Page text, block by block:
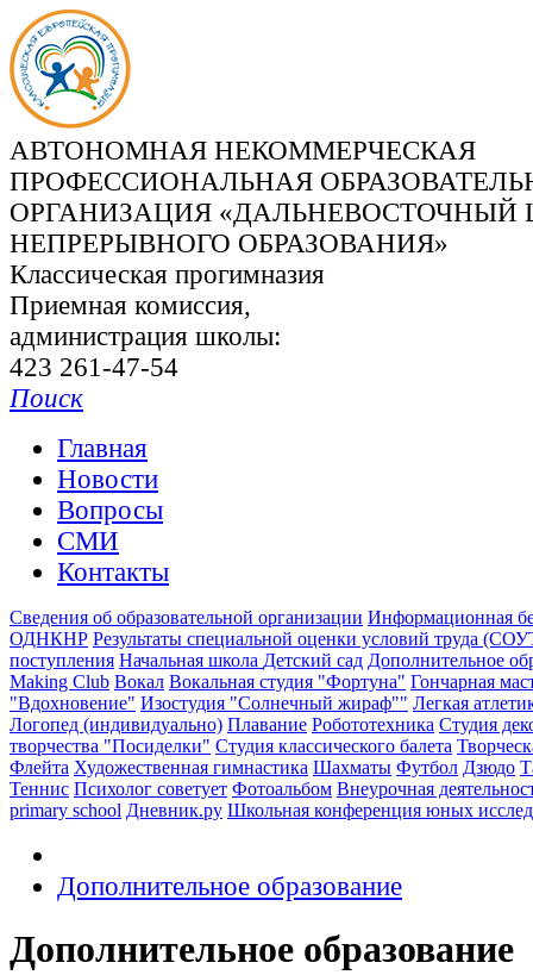
АВТОНОМНАЯ НЕКОММЕРЧЕСКАЯ
ПРОФЕССИОНАЛЬНАЯ
ОРГАНИЗАЦИЯ «ДАЛЬНЕВОСТОЧНЫЙ
НЕПРЕРЫВНОГО ОБРАЗОВАНИЯ»
Классическая прогимназия
Приемная комиссия,
администрация школы:
423 261-47-54
Поиск
Главная
Новости
Вопросы
СМИ
Контакты
Сведения об образовательной организации Информационная
ОДНКНР Результаты специальной оценки условий труда
поступления Начальная школа Детский сад Дополнительное
Making Club Вокал Вокальная студия "Фортуна" Гончарная
"Вдохновение" Изостудия "Солнечный жираф"" Легкая
Логопед (индивидуально) Плавание Робототехника Студия
творчества "Посиделки" Студия классического балета
Флейта Художественная гимнастика Шахматы Футбол Дзюдо
Теннис Психолог советует Фотоальбом Внеурочная
primary school Дневник.ру Школьная конференция юных
Дополнительное образование
Дополнительное образование